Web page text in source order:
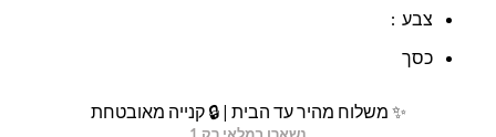
צבע :
כסך
✨ משלוח מהיר עד הבית | 🔒 קנייה מאובטחת
נשארו במלאי רק 1